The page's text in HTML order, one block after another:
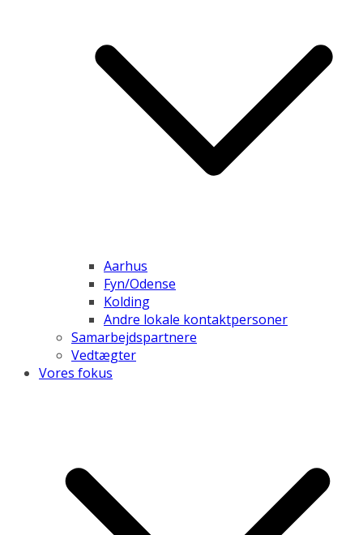
Aarhus
Fyn/Odense
Kolding
Andre lokale kontaktpersoner
Samarbejdspartnere
Vedtægter
Vores fokus